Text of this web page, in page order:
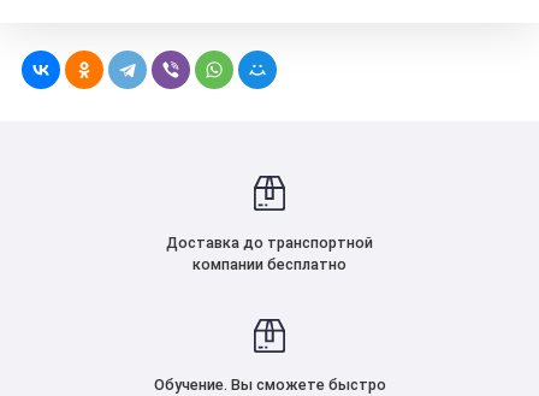
Доставка до транспортной
компании бесплатно
Обучение. Вы сможете быстро